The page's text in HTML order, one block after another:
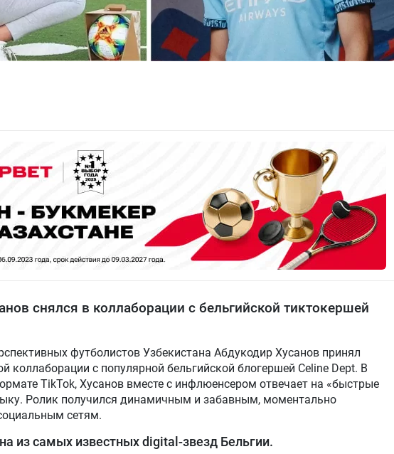
снялся в коллаборации с бельгийской тиктокершей
футболистов Узбекистана Абдукодир Хусанов принял
коллаборации с популярной бельгийской блогершей Celine Dept. В
TikTok, Хусанов вместе с инфлюенсером отвечает на «быстрые
Ролик получился динамичным и забавным, моментально
сетям.
из самых известных digital-звезд Бельгии.